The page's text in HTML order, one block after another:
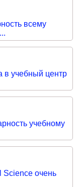
всему
в учебный центр
учебному
Science очень